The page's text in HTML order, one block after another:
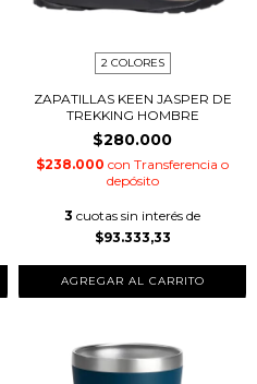
2 COLORES
ZAPATILLAS KEEN JASPER DE
TREKKING HOMBRE
$280.000
$238.000 con Transferencia o
depósito
3 cuotas sin interés de
$93.333,33
AGREGAR AL CARRITO